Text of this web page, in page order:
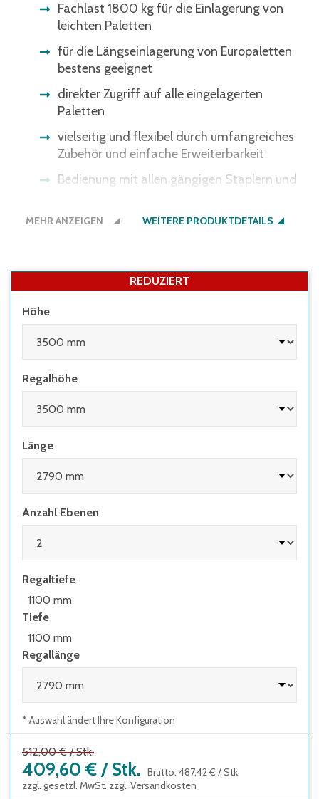
Fachlast 1800 kg für die Einlagerung von
leichten Paletten
für die Längseinlagerung von Europaletten
bestens geeignet
direkter Zugriff auf alle eingelagerten
Paletten
vielseitig und flexibel durch umfangreiches
Zubehör und einfache Erweiterbarkeit
Bedienung mit allen gängigen Staplern und
alle Gewichtsangaben gelten bei
MEHR ANZEIGEN WEITERE PRODUKTDETAILS
REDUZIERT
Höhe
Regalhöhe
Länge
Anzahl Ebenen
Regaltiefe
1100 mm
Tiefe
1100 mm
Regallänge
* Auswahl ändert Ihre Konfiguration
512,00 € /Stk.
409,60 € / Stk. Brutto: 487,42 € /Stk.
zzgl. gesetzl. MwSt. zzgl. Versandkosten